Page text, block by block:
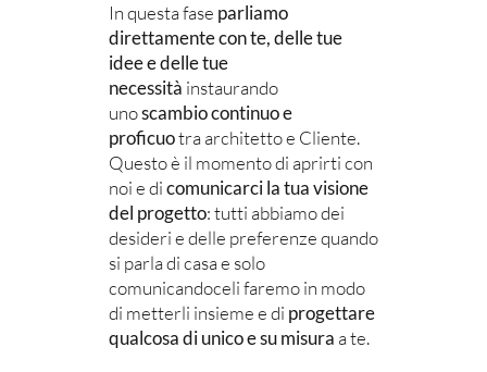
In questa fase parliamo
direttamente con te, delle tue
idee e delle tue
necessità instaurando
unoscambio continuo e
proficuotra architetto e Cliente.
Questo è il momento di aprirti con
noi e dicomunicarci la tua visione
del progetto: tutti abbiamo dei
desideri e delle preferenze quando
si parla di casa e solo
comunicandoceli faremo in modo
di metterli insieme e di progettare
qualcosa di unico e su misura a te.